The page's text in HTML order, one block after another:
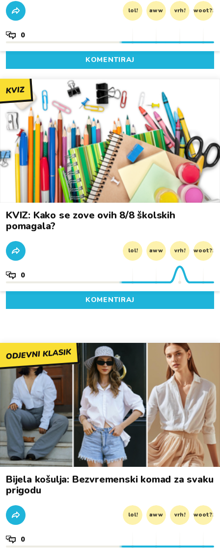
lol! aww vrh! woot?!
0
KOMENTIRAJ
KVIZ
KVIZ: Kako se zove ovih 8/8 školskih
pomagala?
lol! aww vrh! woot?!
0
KOMENTIRAJ
ODJEVNI KLASIK
Bijela košulja: Bezvremenski komad za svaku
prigodu
lol! aww vrh! woot?!
0